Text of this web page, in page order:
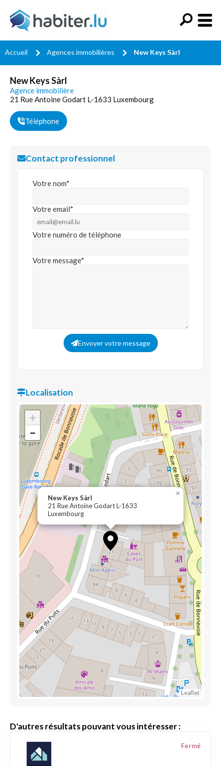
Accueil Agences immobilières New Keys Sàrl
New Keys Sàrl
Agence immobilière
21 Rue Antoine Godart L-1633 Luxembourg
Téléphone
Contact professionnel
Votre nom*
Votre email*
Votre numéro de téléphone
Votre message*
Envoyer votre message
Localisation
New Keys Sàrl
21 Rue Antoine Godart L-1633
Luxembourg
×
+
−
Leaflet
D'autres résultats pouvant vous intéresser :
Fermé